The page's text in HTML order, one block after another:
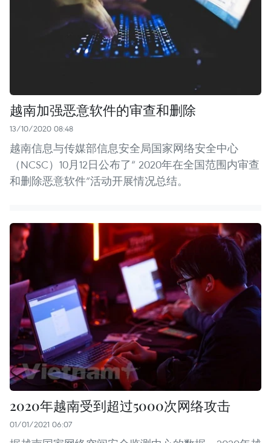
越南加强恶意软件的审查和删除
13/10/2020 08:48
越南信息与传媒部信息安全局国家网络安全中心
（NCSC）10月12日公布了“ 2020年在全国范围内审查
和删除恶意软件”活动开展情况总结。
2020年越南受到超过5000次网络攻击
01/01/2021 06:07